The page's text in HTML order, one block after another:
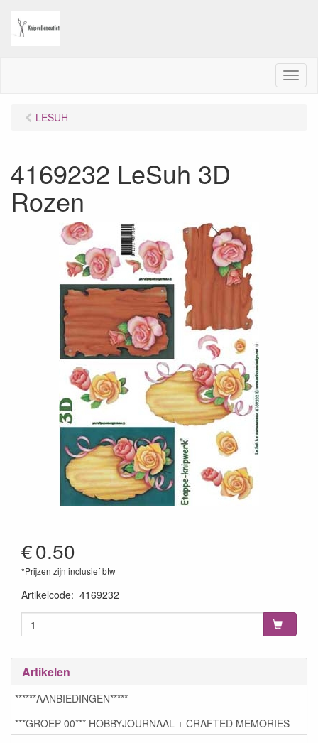
M
e
LESUH
4169232 LeSuh 3D
Rozen
€0.50
*Prijzen zijn inclusief btw
Artikelcode: 4169232
Artikelen
******AANBIEDINGEN*****
***GROEP 00*** HOBBYJOURNAAL + CRAFTED MEMORIES